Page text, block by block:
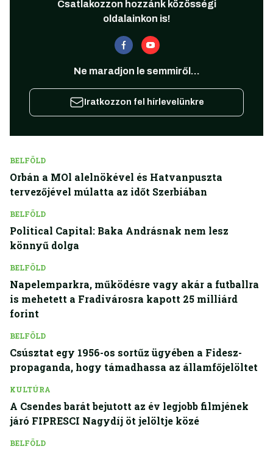
Csatlakozzon hozzánk közösségi
oldalainkon is!
Ne maradjon le semmiről...
Iratkozzon fel hírlevelünkre
BELFÖLD
Orbán a MOl alelnökével és Hatvanpuszta
tervezőjével múlatta az időt Szerbiában
BELFÖLD
Political Capital: Baka Andrásnak nem lesz
könnyű dolga
BELFÖLD
Napelemparkra, működésre vagy akár a futballra
is mehetett a Fradivárosra kapott 25 milliárd
forint
BELFÖLD
Csúsztat egy 1956-os sortűz ügyében a Fidesz-
propaganda, hogy támadhassa az államfőjelöltet
KULTÚRA
A Csendes barát bejutott az év legjobb filmjének
járó FIPRESCI Nagydíj öt jelöltje közé
BELFÖLD